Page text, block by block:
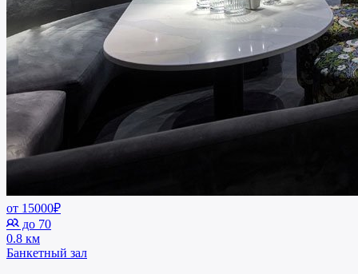
от 15000₽
до 70
0.8 км
Банкетный зал